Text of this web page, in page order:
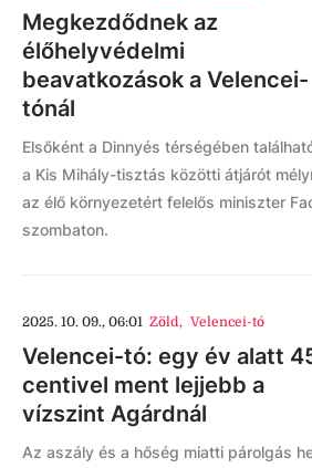
Megkezdődnek az
élőhelyvédelmi
beavatkozások a Velencei-
tónál
Elsőként a Dinnyés térségében
a Kis Mihály-tisztás közötti átjárót
az élő környezetért felelős miniszter
szombaton.
2025. 10. 09., 06:01 Zöld, Velencei-tó
Velencei-tó: egy év alatt
centivel ment lejjebb a
vízszint Agárdnál
Az aszály és a hőség miatti párolgás